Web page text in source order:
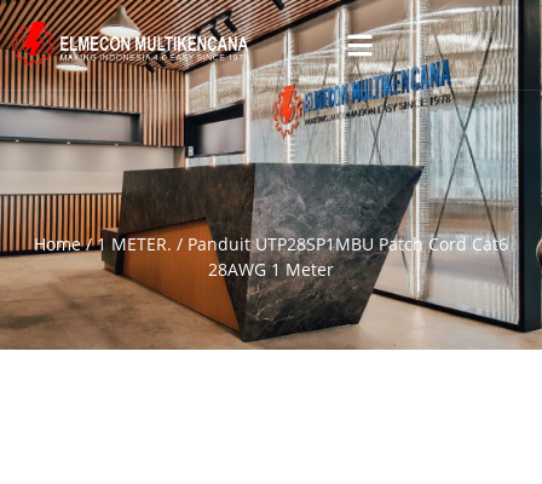
Home/1 METER. / Panduit UTP28SP1MBU Patch Cord Cat6
28AWG 1 Meter